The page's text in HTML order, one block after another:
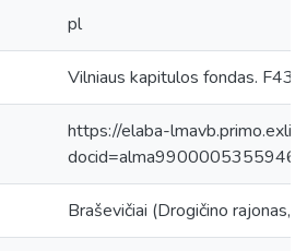
pl
Vilniaus kapitulos fondas. F43,
https://elaba-
Braševičiai (Drogičino rajonas,